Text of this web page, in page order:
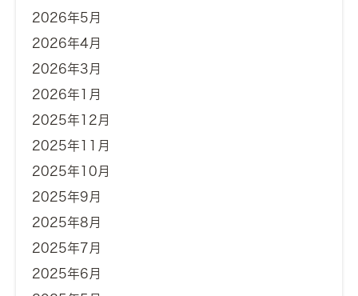
2026年5月
2026年4月
2026年3月
2026年1月
2025年12月
2025年11月
2025年10月
2025年9月
2025年8月
2025年7月
2025年6月